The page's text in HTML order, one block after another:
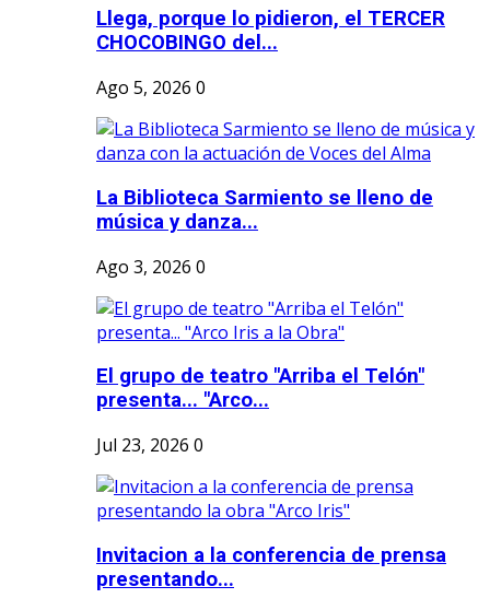
Llega, porque lo pidieron, el TERCER
CHOCOBINGO del...
Ago 5, 2026 0
La Biblioteca Sarmiento se lleno de
música y danza...
Ago 3, 2026 0
El grupo de teatro "Arriba el Telón"
presenta... "Arco...
Jul 23, 2026 0
Invitacion a la conferencia de prensa
presentando...